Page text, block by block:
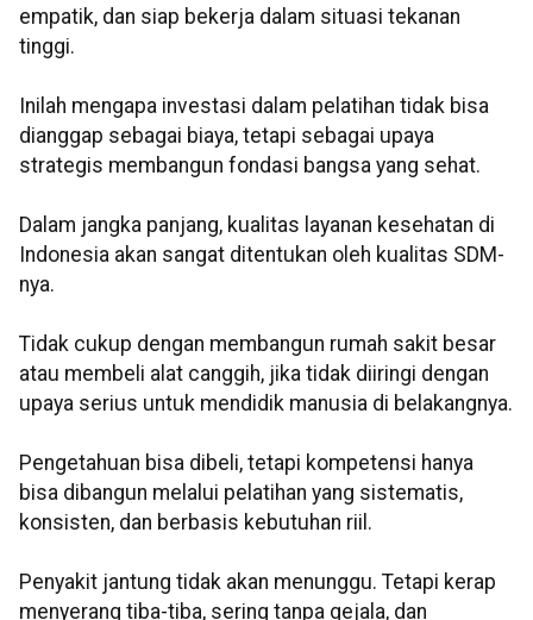
empatik, dan siap bekerja dalam situasi tekanan
tinggi.
Inilah mengapa investasi dalam pelatihan tidak bisa
dianggap sebagai biaya, tetapi sebagai upaya
strategis membangun fondasi bangsa yang sehat.
Dalam jangka panjang, kualitas layanan kesehatan di
Indonesia akan sangat ditentukan oleh kualitas SDM-
nya.
Tidak cukup dengan membangun rumah sakit besar
atau membeli alat canggih, jika tidak diiringi dengan
upaya serius untuk mendidik manusia di belakangnya.
Pengetahuan bisa dibeli, tetapi kompetensi hanya
bisa dibangun melalui pelatihan yang sistematis,
konsisten, dan berbasis kebutuhan riil.
Penyakit jantung tidak akan menunggu. Tetapi kerap
menyerang tiba-tiba, sering tanpa gejala, dan